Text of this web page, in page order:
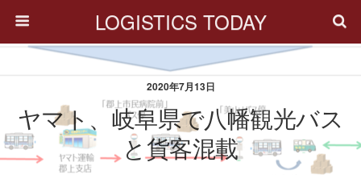
LOGISTICS TODAY
2020年7月13日
ヤマト、岐阜県で八幡観光バス
と貨客混載